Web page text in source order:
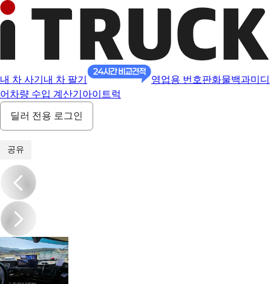
내 차 사기 내 차 팔기 영업용 번호판화물백과미디
어 차량 수입 계산기 아이트럭
딜러 전용 로그인
공유
/21